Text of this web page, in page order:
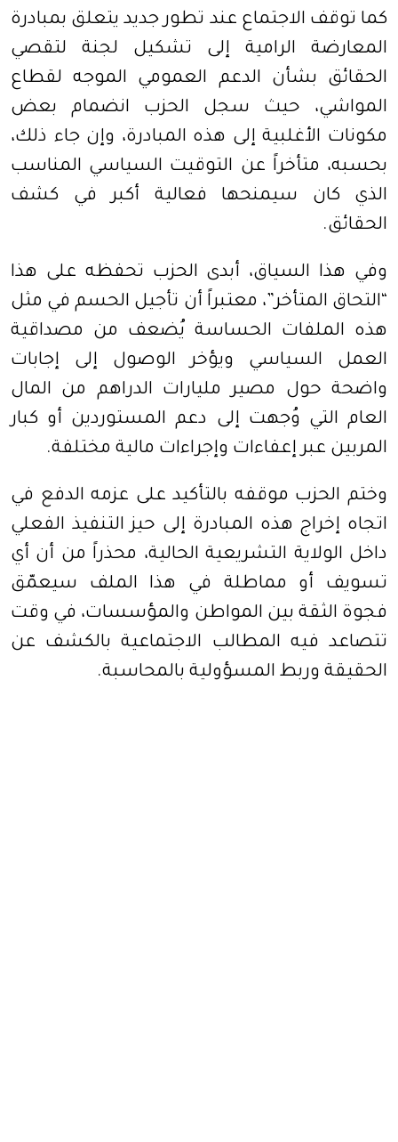
كما توقف الاجتماع عند تطور جديد يتعلق بمبادرة
المعارضة الرامية إلى تشكيل لجنة لتقصي
الحقائق بشأن الدعم العمومي الموجه لقطاع
المواشي، حيث سجل الحزب انضمام بعض
مكونات الأغلبية إلى هذه المبادرة، وإن جاء ذلك،
بحسبه، متأخراً عن التوقيت السياسي المناسب
الذي كان سيمنحها فعالية أكبر في كشف
الحقائق.
وفي هذا السياق، أبدى الحزب تحفظه على هذا
“التحاق المتأخر”، معتبراً أن تأجيل الحسم في مثل
هذه الملفات الحساسة يُضعف من مصداقية
العمل السياسي ويؤخر الوصول إلى إجابات
واضحة حول مصير مليارات الدراهم من المال
العام التي وُجهت إلى دعم المستوردين أو كبار
المربين عبر إعفاءات وإجراءات مالية مختلفة.
وختم الحزب موقفه بالتأكيد على عزمه الدفع في
اتجاه إخراج هذه المبادرة إلى حيز التنفيذ الفعلي
داخل الولاية التشريعية الحالية، محذراً من أن أي
تسويف أو مماطلة في هذا الملف سيعمّق
فجوة الثقة بين المواطن والمؤسسات، في وقت
تتصاعد فيه المطالب الاجتماعية بالكشف عن
الحقيقة وربط المسؤولية بالمحاسبة.